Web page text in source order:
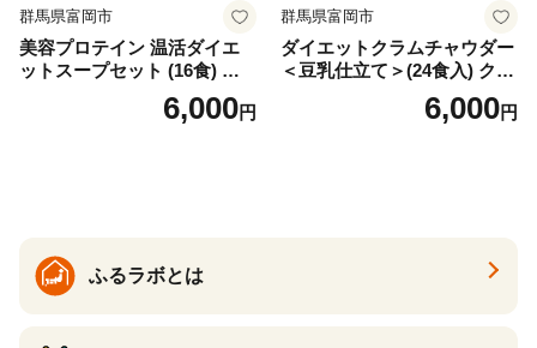
群馬県富岡市
美容プロテイン 温活ダイエ
ットスープセット (16食) 小
分け スープ 食べ比べ セット
詰合せ クラムチャウダー チ
6,000円
群馬県富岡市
ダイエットクラムチャウダー
＜豆乳仕立て＞(24食入) クラ
ムチャウダー 豆乳 ダイエッ
ト スープ プロテイン たんぱ
6,000円
ふるラボとは